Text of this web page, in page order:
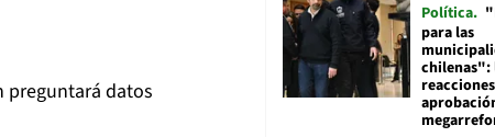
preguntará datos
Política
para las
chilenas":